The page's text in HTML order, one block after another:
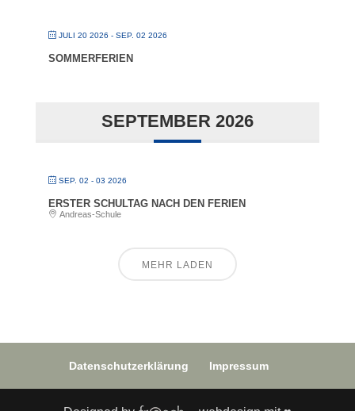
JULI 20 2026 - SEP. 02 2026
SOMMERFERIEN
SEPTEMBER 2026
SEP. 02 - 03 2026
ERSTER SCHULTAG NACH DEN FERIEN
Andreas-Schule
MEHR LADEN
Datenschutzerklärung Impressum